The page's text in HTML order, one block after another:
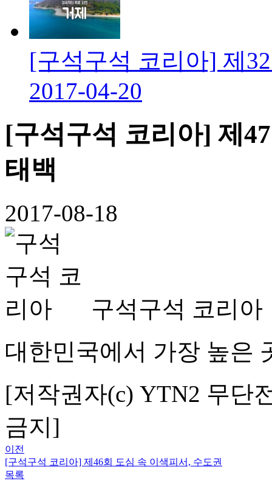
[구석구석 코리아] 제
2017-04-20
[구석구석 코리아] 제
태백
2017-08-18
구석구석 코리아
대한민국에서 가장 높은
[저작권자(c) YTN2 무단
금지]
이전
[구석구석 코리아] 제46회 도심 속 이색피서, 수도권
목록